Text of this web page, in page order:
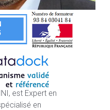
est Expert en
en